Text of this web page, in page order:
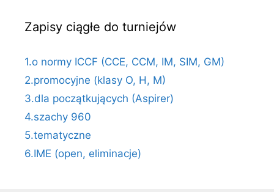
Zapisy ciągłe do turniejów
1.o normy ICCF (CCE, CCM, IM, SIM, GM)
2.promocyjne (klasy O, H, M)
3.dla początkujących (Aspirer)
4.szachy 960
5.tematyczne
6.IME (open, eliminacje)